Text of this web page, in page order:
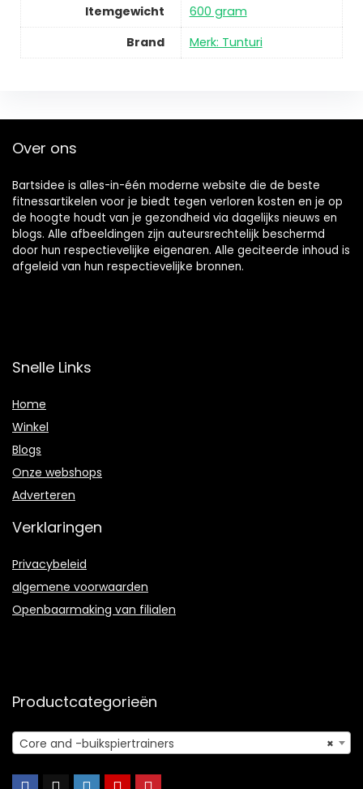
Itemgewicht
600 gram
Brand
Merk: Tunturi
Over ons
Bartsidee is alles-in-één moderne website die de beste
fitnessartikelen voor je biedt tegen verloren kosten en je op
de hoogte houdt van je gezondheid via dagelijks nieuws en
blogs. Alle afbeeldingen zijn auteursrechtelijk beschermd
door hun respectievelijke eigenaren. Alle geciteerde inhoud is
afgeleid van hun respectievelijke bronnen.
Snelle Links
Home
Winkel
Blogs
Onze webshops
Adverteren
Verklaringen
Privacybeleid
algemene voorwaarden
Openbaarmaking van filialen
Productcategorieën
×
Core and -buikspiertrainers